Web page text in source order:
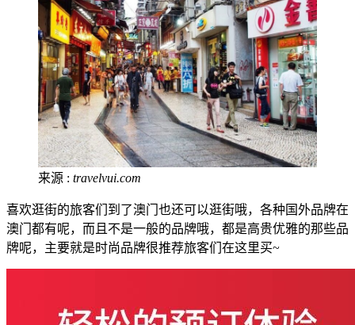
来源 : travelvui.com
喜欢逛街的旅客们到了澳门也还可以逛街哦，各种国外品牌在
澳门都有呢，而且不是一般的品牌哦，都是高贵优雅的那些品
牌呢，主要就是时尚品牌很推荐旅客们在这里买~